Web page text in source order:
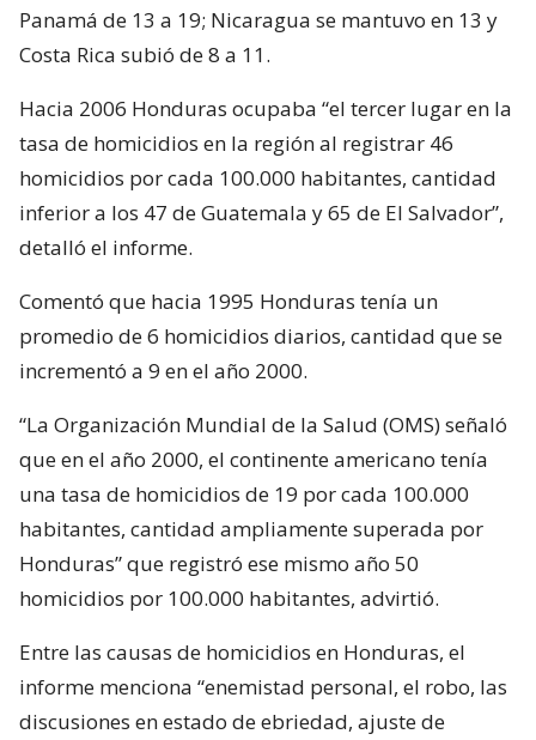
Panamá de 13 a 19; Nicaragua se mantuvo en 13 y
Costa Rica subió de 8 a 11.
Hacia 2006 Honduras ocupaba “el tercer lugar en la
tasa de homicidios en la región al registrar 46
homicidios por cada 100.000 habitantes, cantidad
inferior a los 47 de Guatemala y 65 de El Salvador”,
detalló el informe.
Comentó que hacia 1995 Honduras tenía un
promedio de 6 homicidios diarios, cantidad que se
incrementó a 9 en el año 2000.
“La Organización Mundial de la Salud (OMS) señaló
que en el año 2000, el continente americano tenía
una tasa de homicidios de 19 por cada 100.000
habitantes, cantidad ampliamente superada por
Honduras” que registró ese mismo año 50
homicidios por 100.000 habitantes, advirtió.
Entre las causas de homicidios en Honduras, el
informe menciona “enemistad personal, el robo, las
discusiones en estado de ebriedad, ajuste de